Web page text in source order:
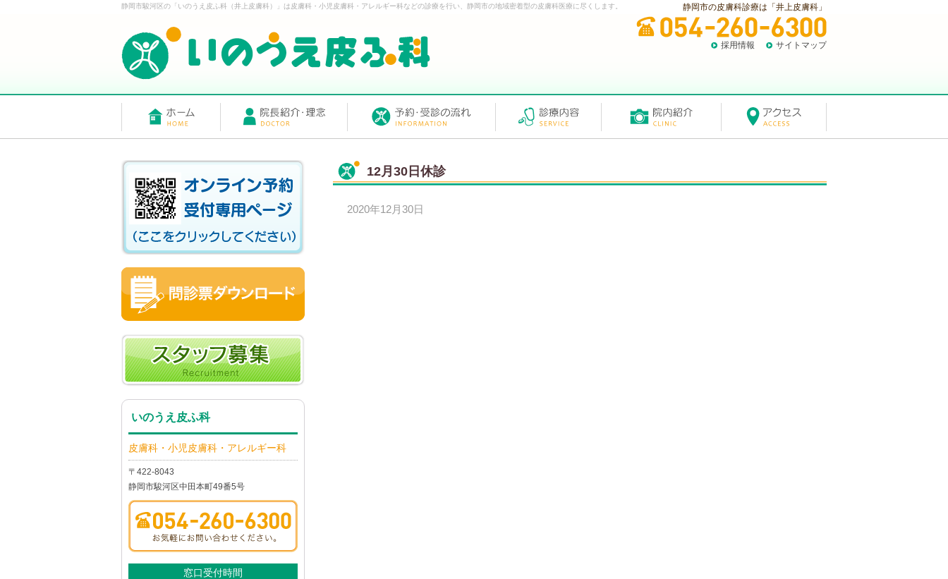
静岡市駿河区の「いのうえ皮ふ科（井上皮膚科）」は皮膚科・小児皮膚科・アレルギー科などの診療を行い、静岡市の地域密着型の皮膚科医療に尽くします。 静岡市の皮膚科診療は「井上皮膚科」
採用情報 サイトマップ
12月30日休診
2020年12月30日
いのうえ皮ふ科
皮膚科・小児皮膚科・アレルギー科
〒422-8043
静岡市駿河区中田本町49番5号
窓口受付時間